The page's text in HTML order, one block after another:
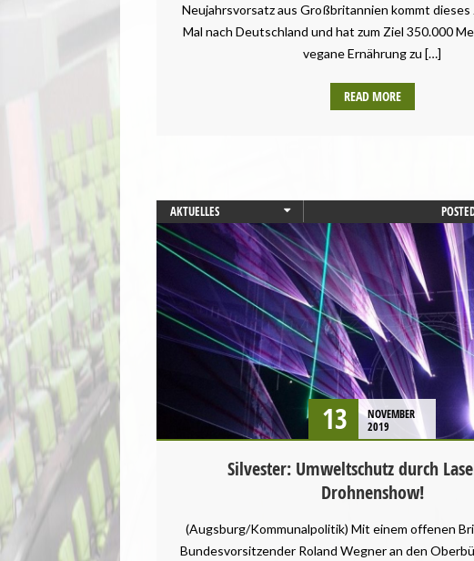
Neujahrsvorsatz aus Großbritannien kommt dieses
Mal nach Deutschland und hat zum Ziel 350.000
vegane Ernährung zu […]
READ MORE
AKTUELLES
AUGSBURG
BAYERN
TIERSCHUTZ / TIERRECHTE
UMWELT UND KLIMA
13
NOVEMBER
2019
Silvester: Umweltschutz durch
Drohnenshow!
(Augsburg/Kommunalpolitik) Mit einem offenen
Bundesvorsitzender Roland Wegner an den